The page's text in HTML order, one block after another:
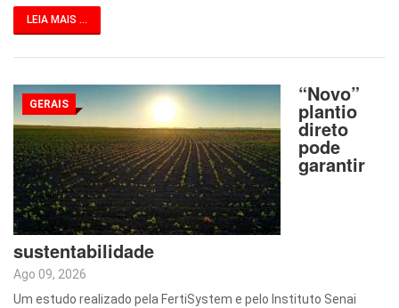
LEIA MAIS ...
GERAIS “Novo”
plantio
direto
pode
garantir
sustentabilidade
Ago 09, 2026
Um estudo realizado pela FertiSystem e pelo Instituto Senai